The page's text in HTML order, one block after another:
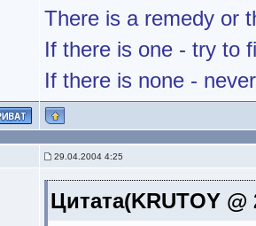
There is a remedy or
If there is one - try to
If there is none -
29.04.2004 4:25
Цитата(KRUTOY @